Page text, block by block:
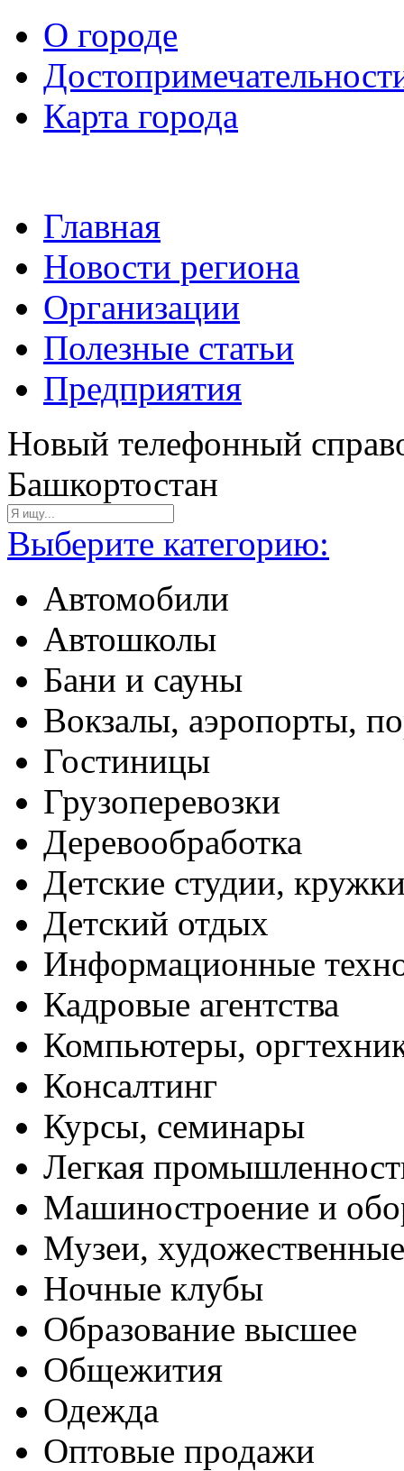
О городе
Карта города
Главная
Новости региона
Организации
Полезные статьи
Предприятия
Новый телефонный
Башкортостан
Выберите категорию:
Автомобили
Автошколы
Бани и сауны
Вокзалы, аэропорты,
Гостиницы
Грузоперевозки
Деревообработка
Детские студии,
Детский отдых
Информационные
Кадровые агентства
Компьютеры,
Консалтинг
Курсы, семинары
Легкая
Машиностроение и
Музеи,
Ночные клубы
Образование высшее
Общежития
Одежда
Оптовые продажи